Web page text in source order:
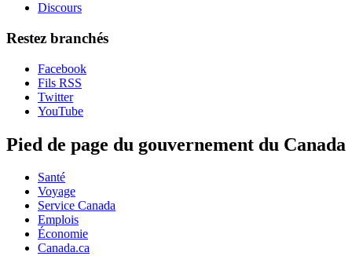
Discours
Restez branchés
Facebook
Fils RSS
Twitter
YouTube
Pied de page du gouvernement du Canada
Santé
Voyage
Service Canada
Emplois
Économie
Canada.ca